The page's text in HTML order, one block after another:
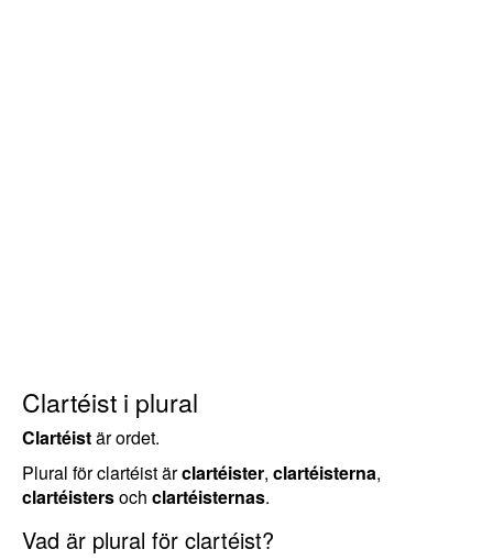
Clartéist i plural
Clartéistär ordet.
Plural för clartéist ärclartéister, clartéisterna,
clartéistersoch clartéisternas.
Vad är plural för clartéist?